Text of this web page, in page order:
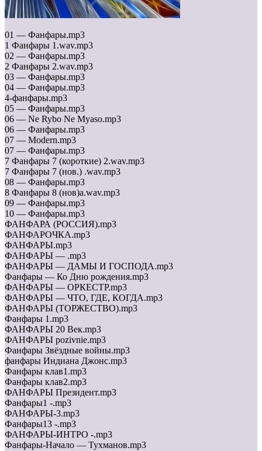
01 — Фанфары.mp3
1 Фанфары 1.wav.mp3
02 — Фанфары.mp3
2 Фанфары 2.wav.mp3
03 — Фанфары.mp3
04 — Фанфары.mp3
4-фанфары.mp3
05 — Фанфары.mp3
06 — Ne Rybo Ne Myaso.mp3
06 — Фанфары.mp3
07 — Modern.mp3
07 — Фанфары.mp3
7 Фанфары 7 (короткие) 2.wav.mp3
7 Фанфары 7 (нов.) .wav.mp3
08 — Фанфары.mp3
8 Фанфары 8 (нов)a.wav.mp3
09 — Фанфары.mp3
10 — Фанфары.mp3
ФАНФАРА (РОССИЯ).mp3
ФАНФАРОЧКА.mp3
ФАНФАРЫ.mp3
ФАНФАРЫ — .mp3
ФАНФАРЫ — ДАМЫ И ГОСПОДА.mp3
Фанфары — Ко Дню рождения.mp3
ФАНФАРЫ — ОРКЕСТР.mp3
ФАНФАРЫ — ЧТО, ГДЕ, КОГДА.mp3
ФАНФАРЫ (ТОРЖЕСТВО).mp3
Фанфары 1.mp3
ФАНФАРЫ 20 Век.mp3
ФАНФАРЫ pozivnie.mp3
Фанфары Звёздные войны.mp3
фанфары Индиана Джонс.mp3
Фанфары клав1.mp3
Фанфары клав2.mp3
ФАНФАРЫ Президент.mp3
Фанфары1 -.mp3
ФАНФАРЫ-3.mp3
Фанфары13 -.mp3
ФАНФАРЫ-ИНТРО -.mp3
Фанфары-Начало — Тухманов.mp3